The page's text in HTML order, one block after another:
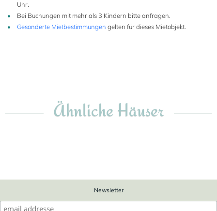
Uhr.
Bei Buchungen mit mehr als 3 Kindern bitte anfragen.
Gesonderte Mietbestimmungen gelten für dieses Mietobjekt.
Ähnliche Häuser
Newsletter